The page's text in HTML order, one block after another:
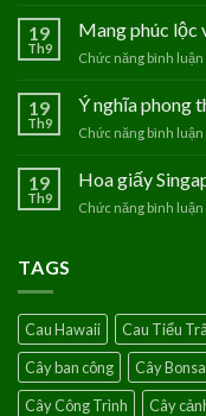
19
Th9
Mang phúc lộc
Chức năng bình luận
19
Th9
Ý nghĩa phong
Chức năng bình luận
19
Th9
Hoa giấy
Chức năng bình luận
TAGS
Cau Hawaii Cau Tiểu
Cây ban công
Cây
Cây Công Trình
Cây